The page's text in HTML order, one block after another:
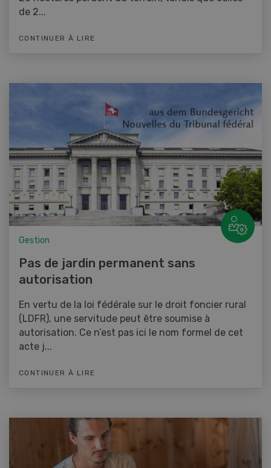
de 2...
CONTINUER À LIRE
Gestion
Pas de jardin permanent sans
autorisation
En vertu de la loi fédérale sur le droit foncier rural
(LDFR), une servitude peut être soumise à
autorisation. Ce n’est pas ici le nom formel de cet
acte j...
CONTINUER À LIRE